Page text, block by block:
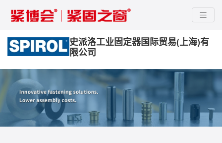
史派洛工业固定器国际贸易(上海)有
限公司